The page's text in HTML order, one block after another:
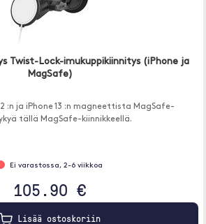
Twist-Lock-imukuppikiinnitys (iPhone ja
MagSafe)
:n ja iPhone 13 :n magneettista MagSafe-
tällä MagSafe-kiinnikkeellä.
Ei varastossa, 2-6 viikkoa
105.90 €
Lisää ostoskoriin